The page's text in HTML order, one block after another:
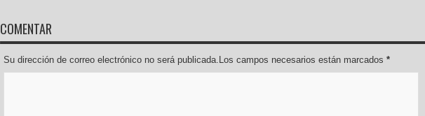
COMENTAR
Su dirección de correo electrónico no será publicada.Los campos necesarios están marcados *